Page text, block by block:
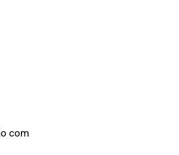
com